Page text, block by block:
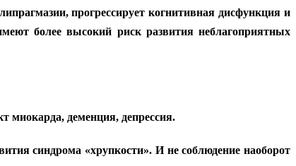
прогрессирует когнитивная дисфункция и
более высокий риск развития неблагоприятных
миокарда, деменция, депрессия.
синдрома «хрупкости». И не соблюдение наоборот